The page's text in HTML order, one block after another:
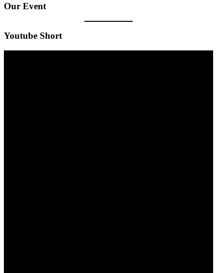
Our Event
Youtube Short